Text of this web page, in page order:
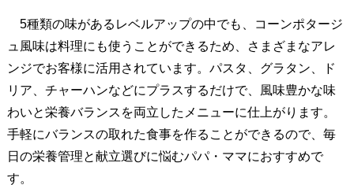
ジ
可
栄
養
た
っ
5種類の味があるレベルアップの中でも、コーンポタージ
ュ風味は料理にも使うことができるため、さまざまなアレ
ンジでお客様に活用されています。パスタ、グラタン、ド
リア、チャーハンなどにプラスするだけで、風味豊かな味
わいと栄養バランスを両立したメニューに仕上がります。
手軽にバランスの取れた食事を作ることができるので、毎
日の栄養管理と献立選びに悩むパパ・ママにおすすめで
す。